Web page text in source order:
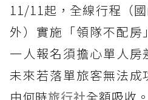
11/11起，全線行程（
外）實施「領隊不配
一人報名須擔心單人房
未來若落單旅客無法成
由何時旅行社全額吸收。